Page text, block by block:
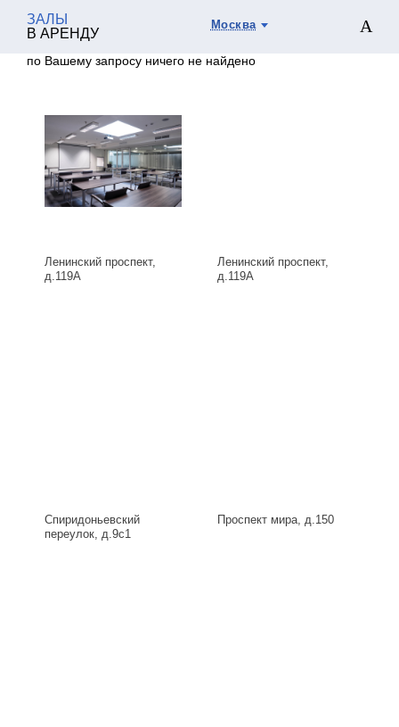
ЗАЛЫ
В АРЕНДУ
Москва
по Вашему запросу ничего не найдено
Ленинский проспект,
д.119А
Ленинский проспект,
д.119А
Спиридоньевский
переулок, д.9с1
Проспект мира, д.150